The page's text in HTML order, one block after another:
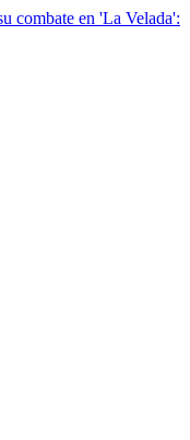
combate en 'La Velada':